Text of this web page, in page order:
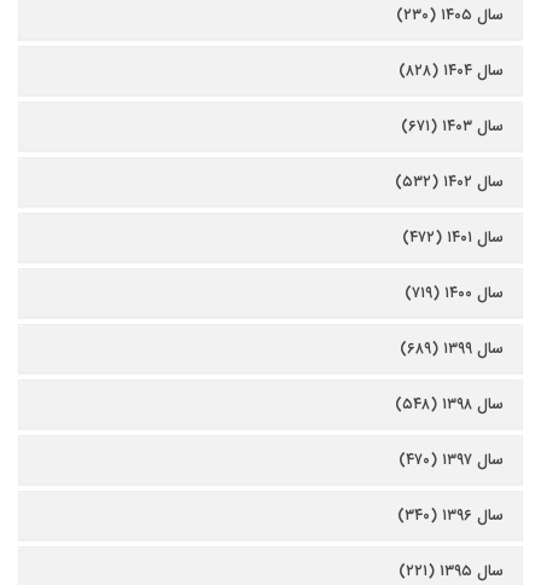
سال ۱۴۰۵ (۲۳۰)
سال ۱۴۰۴ (۸۲۸)
سال ۱۴۰۳ (۶۷۱)
سال ۱۴۰۲ (۵۳۲)
سال ۱۴۰۱ (۴۷۲)
سال ۱۴۰۰ (۷۱۹)
سال ۱۳۹۹ (۶۸۹)
سال ۱۳۹۸ (۵۴۸)
سال ۱۳۹۷ (۴۷۰)
سال ۱۳۹۶ (۳۴۰)
سال ۱۳۹۵ (۲۲۱)